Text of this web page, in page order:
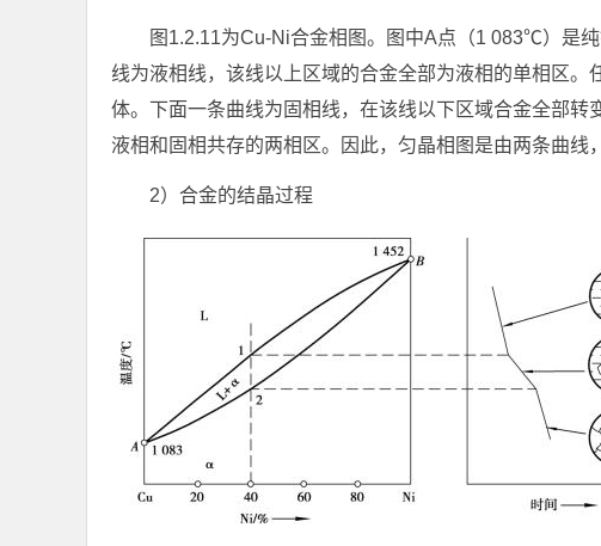
图1.2.11为Cu-Ni合金相图。图中A点（1 083℃）是
线为液相线，该线以上区域的合金全部为液相的单相区
体。下面一条曲线为固相线，在该线以下区域合金全部
液相和固相共存的两相区。因此，匀晶相图是由两条曲线
2）合金的结晶过程